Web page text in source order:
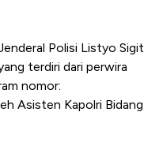
Polisi Listyo Sigit
terdiri dari perwira
nomor:
Asisten Kapolri Bidang